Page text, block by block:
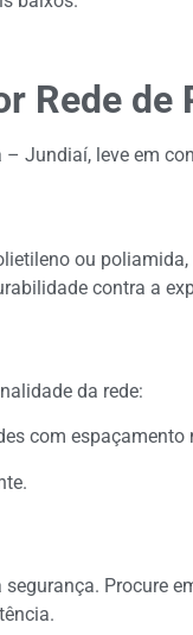
Rede
Jundiaí, leve em
ou
contra a
da rede:
com
Procure